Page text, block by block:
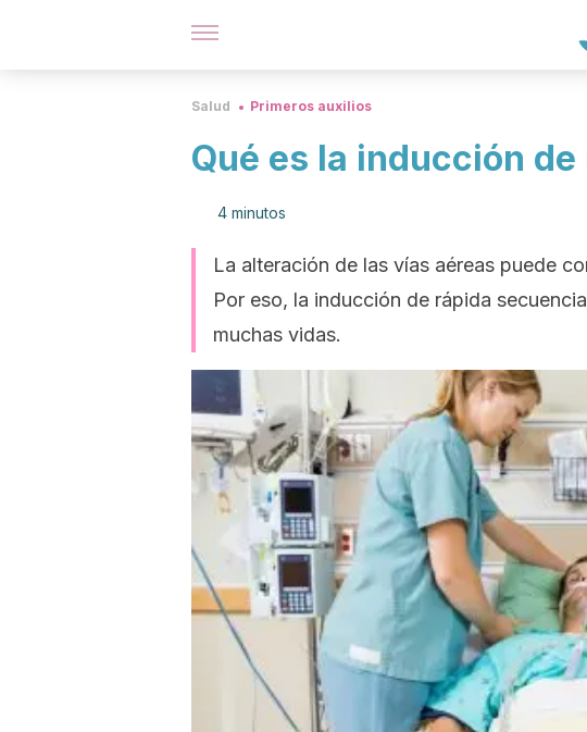
Salud Primeros auxilios
Qué es la inducción
4 minutos
La alteración de las vías aéreas puede
Por eso, la inducción de rápida
muchas vidas.